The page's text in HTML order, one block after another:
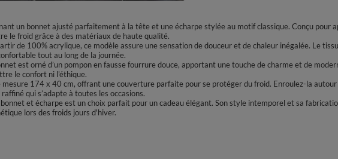
un bonnet ajusté parfaitement à la tête et une écharpe stylée au motif classique. Conçu
le froid grâce à des matériaux de haute qualité.
de 100% acrylique, ce modèle assure une sensation de douceur et de chaleur inégalée. Le
tout au long de la journée.
est orné d’un pompon en fausse fourrure douce, apportant une touche de charme et de
le confort ni l'éthique.
mesure 174 x 40 cm, offrant une couverture parfaite pour se protéger du froid. Enroulez-la
qui s’adapte à toutes les occasions.
et écharpe est un choix parfait pour un cadeau élégant. Son style intemporel et sa
lors des froids jours d'hiver.